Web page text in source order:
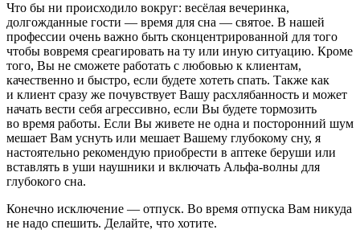
Что бы ни происходило вокруг: весёлая вечеринка,
долгожданные гости — время для сна — святое. В нашей
профессии очень важно быть сконцентрированной для того
чтобы вовремя среагировать на ту или иную ситуацию. Кроме
того, Вы не сможете работать с любовью к клиентам,
качественно и быстро, если будете хотеть спать. Также как
и клиент сразу же почувствует Вашу расхлябанность и может
начать вести себя агрессивно, если Вы будете тормозить
во время работы. Если Вы живете не одна и посторонний шум
мешает Вам уснуть или мешает Вашему глубокому сну, я
настоятельно рекомендую приобрести в аптеке беруши или
вставлять в уши наушники и включать Альфа-волны для
глубокого сна.
Конечно исключение — отпуск. Во время отпуска Вам никуда
не надо спешить. Делайте, что хотите.